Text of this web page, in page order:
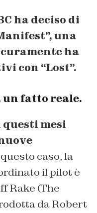
ha deciso di
una
ha
con “Lost”.
un fatto reale.
mesi
caso, la
il pilot è
Rake (The
da Robert